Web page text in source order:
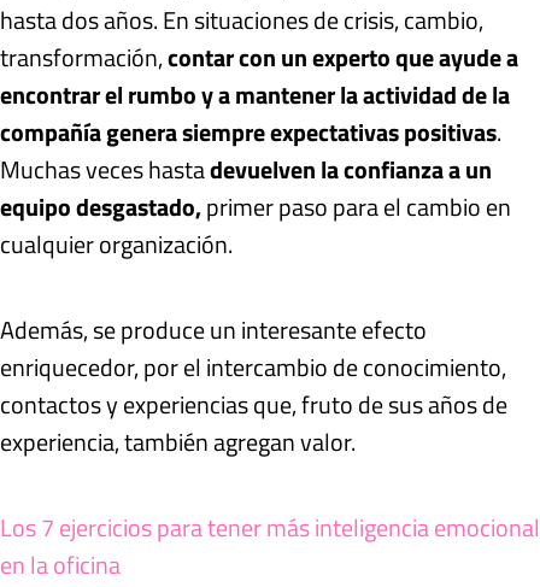
hasta dos años. En situaciones de crisis, cambio,
transformación,contar con un experto que ayude a
encontrar el rumbo y a mantener la actividad de la
compañía genera siempre expectativas positivas.
Muchas veces hastadevuelven la confianza a un
equipo desgastado,primer paso para el cambio en
cualquier organización.
Además, se produce un interesante efecto
enriquecedor, por el intercambio de conocimiento,
contactos y experiencias que, fruto de sus años de
experiencia, también agregan valor.
Los 7 ejercicios para tener más inteligencia emocional
en la oficina